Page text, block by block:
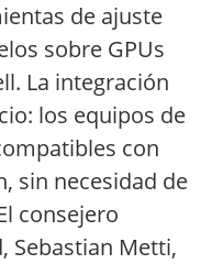
de ajuste
sobre GPUs
La integración
los equipos de
con
sin necesidad de
consejero
Sebastian Metti,